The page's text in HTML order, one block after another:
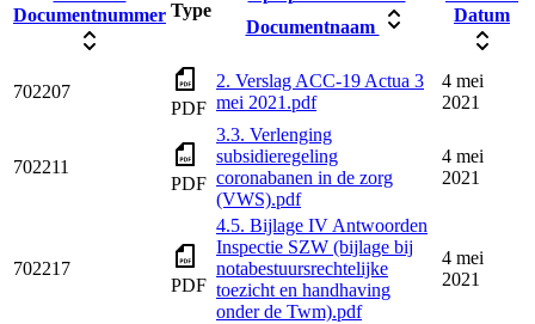
Documentnummer Type
Documentnaam
Datum
702207
PDF
2. Verslag ACC-19 Actua 3
mei 2021.pdf
4 mei
2021
702211
PDF
3.3. Verlenging
subsidieregeling
coronabanen in de zorg
(VWS).pdf
4 mei
2021
702217
PDF
4.5. Bijlage IV Antwoorden
Inspectie SZW (bijlage bij
notabestuursrechtelijke
toezicht en handhaving
onder de Twm).pdf
4 mei
2021